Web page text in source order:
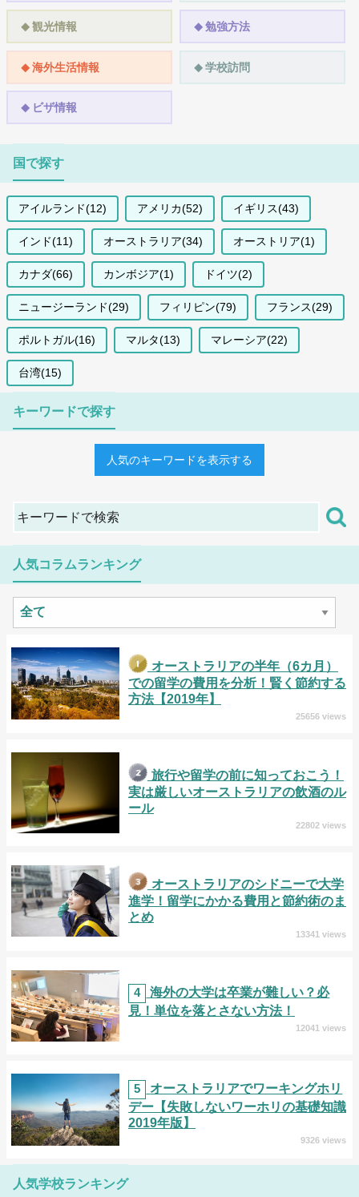
観光情報 勉強方法
海外生活情報 学校訪問
ビザ情報
国で探す
アイルランド(12) アメリカ(52) イギリス(43)
インド(11) オーストラリア(34) オーストリア(1)
カナダ(66) カンボジア(1) ドイツ(2)
ニュージーランド(29) フィリピン(79) フランス(29)
ポルトガル(16) マルタ(13) マレーシア(22)
台湾(15)
キーワードで探す
人気のキーワードを表示する
人気コラムランキング
オーストラリアの半年（6カ月）
での留学の費用を分析！賢く節約する
方法【2019年】
25656 views
旅行や留学の前に知っておこう！
実は厳しいオーストラリアの飲酒のル
ール
22802 views
オーストラリアのシドニーで大学
進学！留学にかかる費用と節約術のま
とめ
13341 views
4
海外の大学は卒業が難しい？必
見！単位を落とさない方法！
12041 views
5
オーストラリアでワーキングホリ
デー【失敗しないワーホリの基礎知識
2019年版】
9326 views
人気学校ランキング